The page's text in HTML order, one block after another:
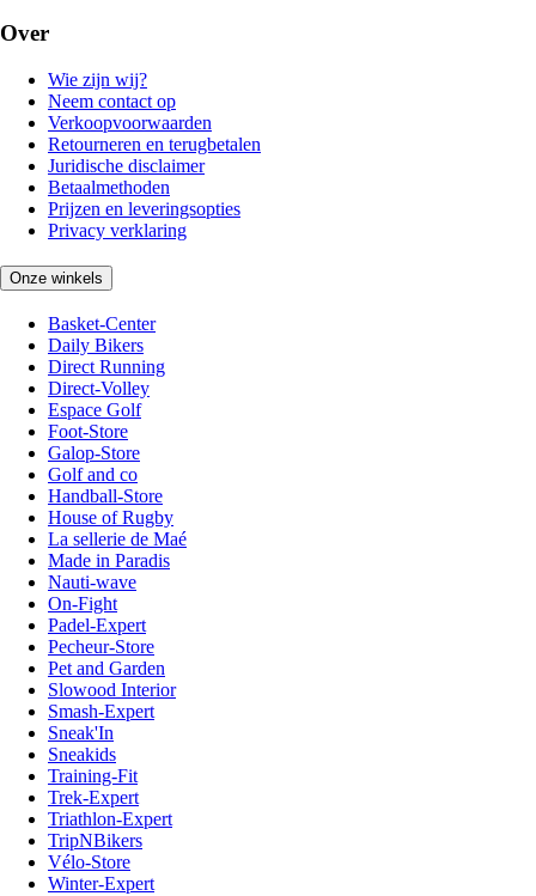
Over
Wie zijn wij?
Neem contact op
Verkoopvoorwaarden
Retourneren en terugbetalen
Juridische disclaimer
Betaalmethoden
Prijzen en leveringsopties
Privacy verklaring
Onze winkels
Basket-Center
Daily Bikers
Direct Running
Direct-Volley
Espace Golf
Foot-Store
Galop-Store
Golf and co
Handball-Store
House of Rugby
La sellerie de Maé
Made in Paradis
Nauti-wave
On-Fight
Padel-Expert
Pecheur-Store
Pet and Garden
Slowood Interior
Smash-Expert
Sneak'In
Sneakids
Training-Fit
Trek-Expert
Triathlon-Expert
TripNBikers
Vélo-Store
Winter-Expert